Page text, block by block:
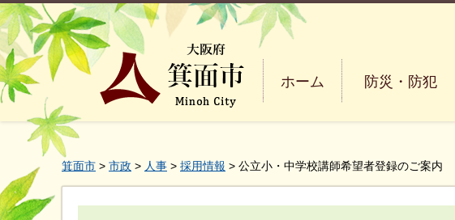
大阪府箕面市
ホーム 防災・防犯
箕面市 > 市政 > 人事 > 採用情報 > 公立小・中学校講師希望者登録のご案内